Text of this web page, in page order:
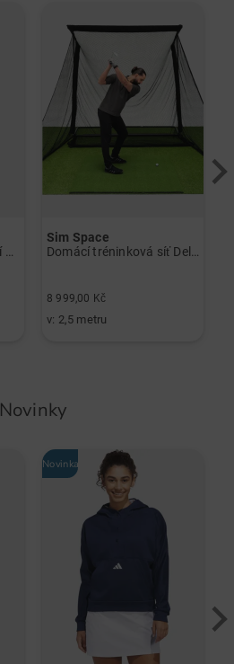
Sim Space
8 999,00 Kč
v: 2,5 metru
Novinky
Novinka